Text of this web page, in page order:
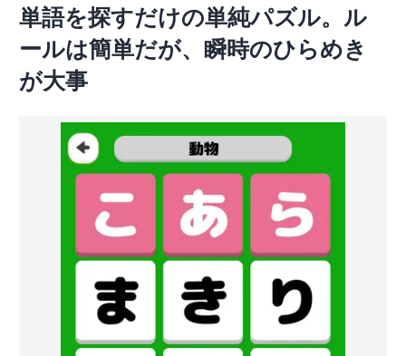
単語を探すだけの単純パズル。ル
ールは簡単だが、瞬時のひらめき
が大事